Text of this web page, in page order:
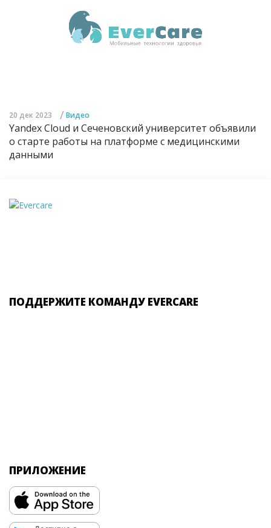
20 дек 2023 / Видео
Yandex Cloud и Сеченовский университет объявили
о старте работы на платформе с медицинскими
данными
ПОДДЕРЖИТЕ КОМАНДУ EVERCARE
ПРИЛОЖЕНИЕ